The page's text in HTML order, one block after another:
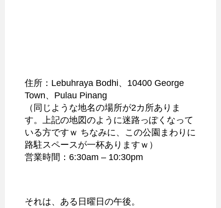
住所： Lebuhraya Bodhi、10400 George
Town、Pulau Pinang
（同じような地名の場所が2カ所ありま
す。上記の地図のように迷路っぽくなって
いる方ですｗ ちなみに、この公園まわりに
路駐スペースが一杯ありますｗ）
営業時間：6:30am – 10:30pm
それは、ある日曜日の午後。